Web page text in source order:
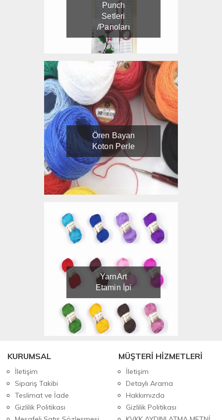
Punch
Setleri
/Panoları
Ören Bayan
Koton Perle
YarnArt
Etamin İpi
KURUMSAL
İletişim
Sipariş Takibi
Teslimat ve İade
Gizlilik Politikası
MÜŞTERİ HİZMETLERİ
İletişim
Detaylı Arama
Hakkımızda
Gizlilik Politikası